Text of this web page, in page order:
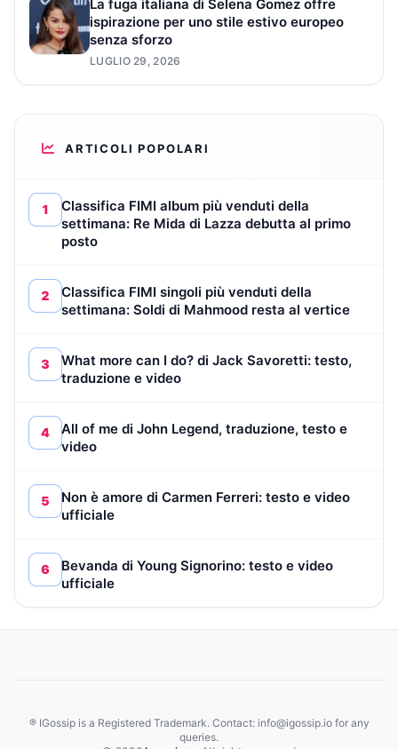
La fuga italiana di Selena Gomez offre
ispirazione per uno stile estivo europeo
senza sforzo
LUGLIO 29, 2026
ARTICOLI POPOLARI
1
Classifica FIMI album più venduti della
settimana: Re Mida di Lazza debutta al primo
posto
2
Classifica FIMI singoli più venduti della
settimana: Soldi di Mahmood resta al vertice
3
What more can I do? di Jack Savoretti: testo,
traduzione e video
4
All of me di John Legend, traduzione, testo e
video
5
Non è amore di Carmen Ferreri: testo e video
ufficiale
6
Bevanda di Young Signorino: testo e video
ufficiale
® IGossip is a Registered Trademark. Contact: info@igossip.io for any
queries.